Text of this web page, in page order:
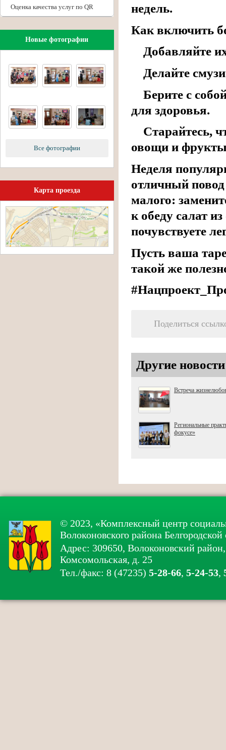
Оценка качества услуг по QR
Новые фотографии
Все фотографии
Карта проезда
недель.
Как включить
Добавляйте
Делайте смузи
Берите с
для здоровья.
Старайтесь,
овощи и
Неделя
отличный
малого:
к обеду салат
почувствуете
Пусть ваша
такой же
Поделиться
Другие
Встреча
Региональные
фокусе»
© 2023, «Комплексный центр
Волоконовского района Белгородской
Адрес: 309650, Волоконовский
Комсомольская, д. 25
Тел./факс: 8 (47235) 5-28-66, 5-24-53,